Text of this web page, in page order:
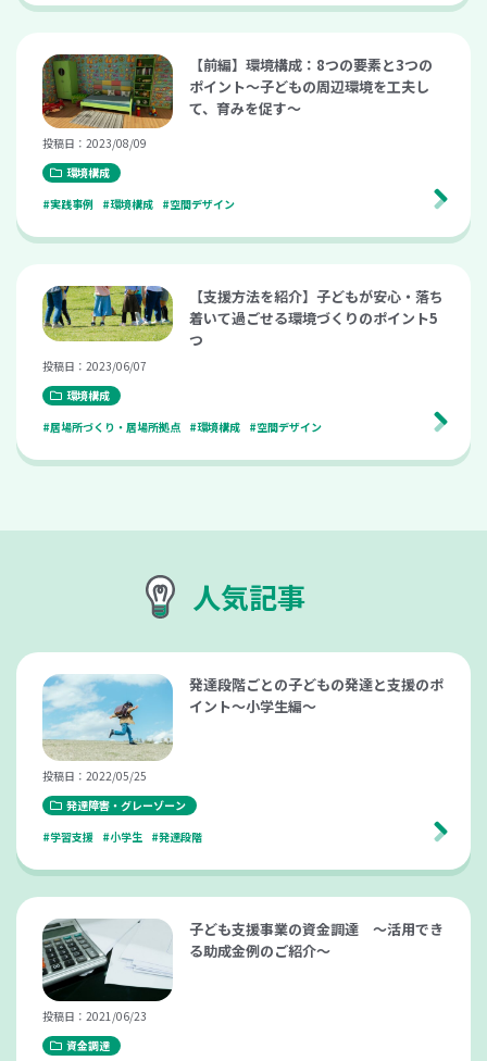
【前編】環境構成：8つの要素と3つの
ポイント〜子どもの周辺環境を工夫し
て、育みを促す〜
投稿日：2023/08/09
環境構成
#実践事例
#環境構成 #空間デザイン
【支援方法を紹介】子どもが安心・落ち
着いて過ごせる環境づくりのポイント5
つ
投稿日：2023/06/07
環境構成
#居場所づくり・居場所拠点
#環境構成 #空間デザイン
人気記事
発達段階ごとの子どもの発達と支援のポ
イント～小学生編～
投稿日：2022/05/25
発達障害・グレーゾーン
#学習支援
#小学生 #発達段階
子ども支援事業の資金調達 ～活用でき
る助成金例のご紹介～
投稿日：2021/06/23
資金調達